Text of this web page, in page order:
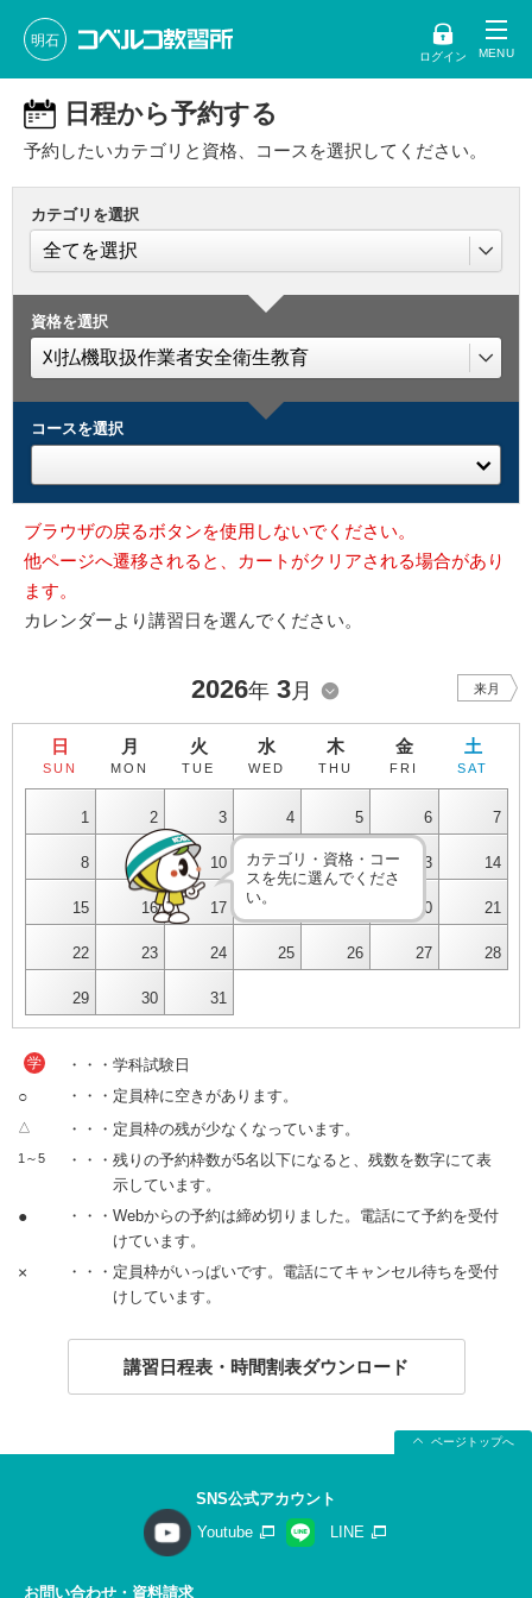
明石
ログイン
日程から予約する
予約したいカテゴリと資格、コースを選択してください。
カテゴリを選択
資格を選択
コースを選択
ブラウザの戻るボタンを使用しないでください。
他ページへ遷移されると、カートがクリアされる場合があり
ます。
カレンダーより講習日を選んでください。
2026年 3月 来月
日
SUN
月
MON
火
TUE
水
WED
木
THU
金
FRI
土
SAT
1 2 3 4 5 6 7
8 9 10 11 12 13 14
15 16 17 20 21
22 23 24 25 26 27 28
29 30 31
カテゴリ・資格・コー
スを先に選んでくださ
い。
学 ・・・学科試験日
○ ・・・定員枠に空きがあります。
△ ・・・定員枠の残が少なくなっています。
1～5
・・・残りの予約枠数が5名以下になると、残数を数字にて表
示しています。
●
・・・Webからの予約は締め切りました。電話にて予約を受付
けています。
×
・・・定員枠がいっぱいです。電話にてキャンセル待ちを受付
けしています。
講習日程表・時間割表ダウンロード
ページトップへ
SNS公式アカウント
Youtube
LINE
お問い合わせ・資料請求